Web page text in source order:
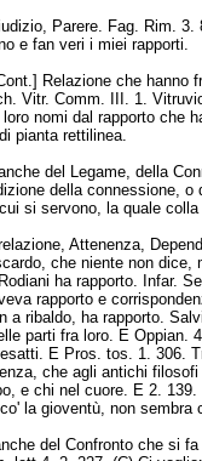
Parere. Fag. Rim.
e fan veri i miei rapporti.
Relazione che hanno
Vitr. Comm. III. 1.
loro nomi dal rapporto che
pianta rettilinea.
del Legame, della
della connessione, o
si servono, la quale
Attenenza,
che niente non dice,
ha rapporto. Infar.
rapporto e
a ribaldo, ha rapporto.
parti fra loro. E Oppian.
E Pros. tos. 1. 306.
che agli antichi filosofi
e chi nel cuore. E 2.
la gioventù, non sembra
del Confronto che si